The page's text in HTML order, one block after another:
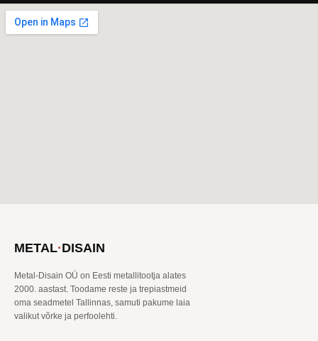
METAL·DISAIN
Metal-Disain OÜ on Eesti metallitootja alates
2000. aastast. Toodame reste ja trepiastmeid
oma seadmetel Tallinnas, samuti pakume laia
valikut võrke ja perfoolehti.